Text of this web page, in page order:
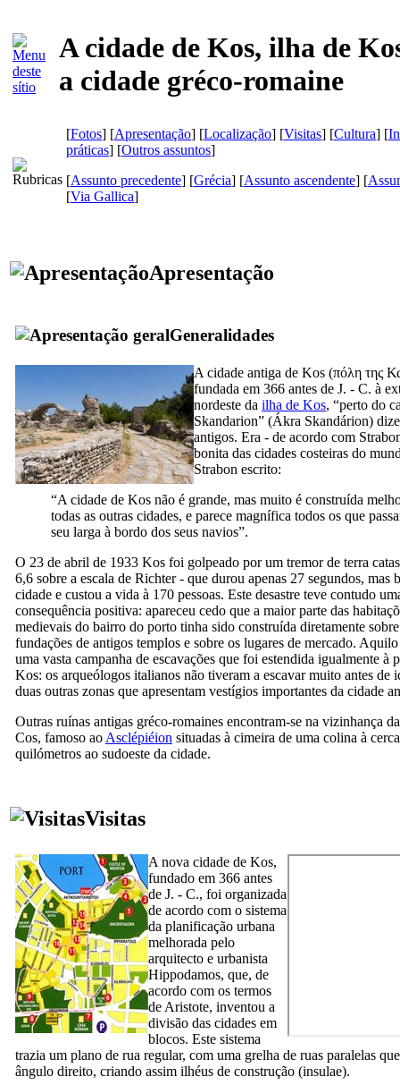
A cidade de Kos, ilha de
a cidade gréco-romaine
[Fotos] [Apresentação] [Localização] [Visitas] [Cultura] [
práticas] [Outros assuntos]
[Assunto precedente] [Grécia] [Assunto ascendente] [
[Via Gallica]
Apresentação
Generalidades
A cidade antiga de Kos (πόλη της
fundada em 366 antes de J. - C. à
nordeste da ilha de Kos, “perto do
Skandarion” (Ákra Skandárion)
antigos. Era - de acordo com
bonita das cidades costeiras do
Strabon escrito:
“A cidade de Kos não é grande, mas muito é construída
todas as outras cidades, e parece magnífica todos os que
seu larga à bordo dos seus navios”.
O 23 de abril de 1933 Kos foi golpeado por um tremor de terra
6,6 sobre a escala de Richter - que durou apenas 27 segundos, mas
cidade e custou a vida à 170 pessoas. Este desastre teve contudo
consequência positiva: apareceu cedo que a maior parte das
medievais do bairro do porto tinha sido construída diretamente
fundações de antigos templos e sobre os lugares de mercado.
uma vasta campanha de escavações que foi estendida igualmente à
Kos: os arqueólogos italianos não tiveram a escavar muito antes de
duas outras zonas que apresentam vestígios importantes da cidade
Outras ruínas antigas gréco-romaines encontram-se na vizinhança
Cos, famoso ao Asclépiéion situadas à cimeira de uma colina à
quilómetros ao sudoeste da cidade.
Visitas
A nova cidade de Kos,
fundado em 366 antes
de J. - C., foi organizada
de acordo com o sistema
da planificação urbana
melhorada pelo
arquitecto e urbanista
Hippodamos, que, de
acordo com os termos
de Aristote, inventou a
divisão das cidades em
blocos. Este sistema
trazia um plano de rua regular, com uma grelha de ruas paralelas
ângulo direito, criando assim ilhéus de construção (insulae).